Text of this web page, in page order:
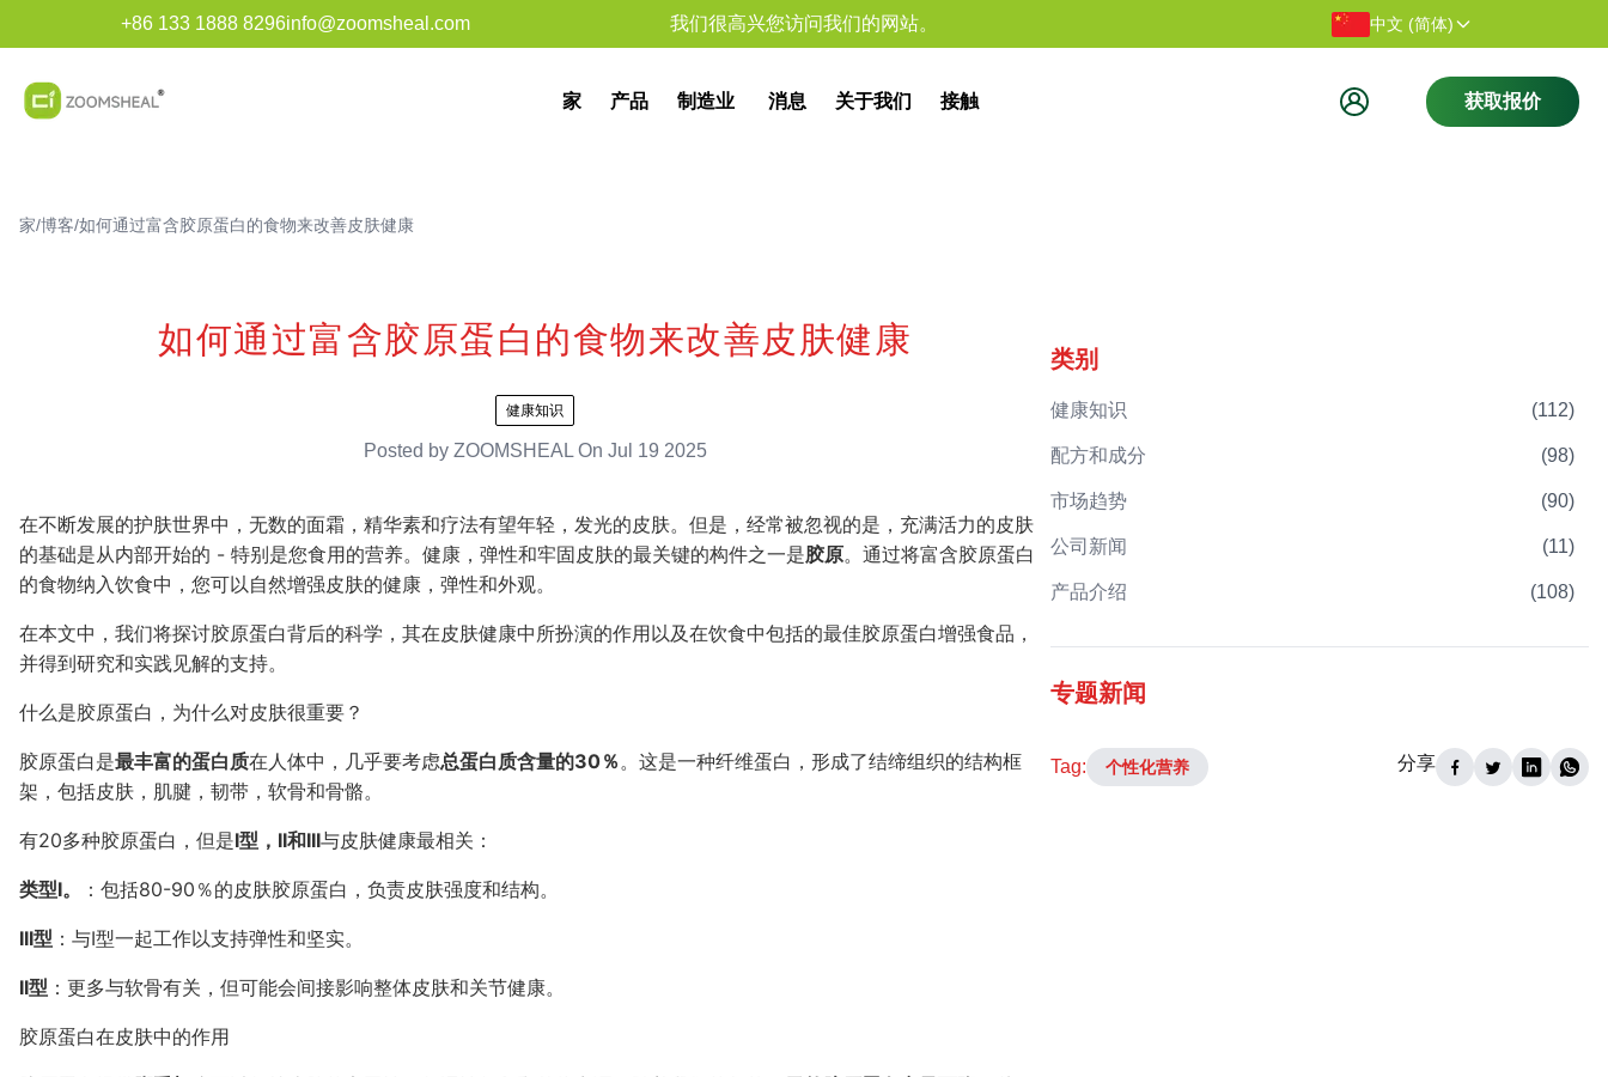
+86 133 1888 8296info@zoomsheal.com 我们很高兴您访问我们的网站。 中文 (简体)
家 产品 制造业 消息 关于我们 接触 获取报价
家/博客/如何通过富含胶原蛋白的食物来改善皮肤健康
如何通过富含胶原蛋白的食物来改善皮肤健康
健康知识
Posted by ZOOMSHEALOn Jul 19 2025
在不断发展的护肤世界中，无数的面霜，精华素和疗法有望年轻，发光的皮肤。但是，经常被忽视的是，充满活力的皮肤
的基础是从内部开始的 - 特别是您食用的营养。健康，弹性和牢固皮肤的最关键的构件之一是胶原。通过将富含胶原蛋白
的食物纳入饮食中，您可以自然增强皮肤的健康，弹性和外观。
在本文中，我们将探讨胶原蛋白背后的科学，其在皮肤健康中所扮演的作用以及在饮食中包括的最佳胶原蛋白增强食品，
并得到研究和实践见解的支持。
什么是胶原蛋白，为什么对皮肤很重要？
胶原蛋白是最丰富的蛋白质在人体中，几乎要考虑总蛋白质含量的30％。这是一种纤维蛋白，形成了结缔组织的结构框
架，包括皮肤，肌腱，韧带，软骨和骨骼。
有20多种胶原蛋白，但是I型，II和III与皮肤健康最相关：
类型I。 ：包括80-90％的皮肤胶原蛋白，负责皮肤强度和结构。
III型 ：与I型一起工作以支持弹性和坚实。
II型 ：更多与软骨有关，但可能会间接影响整体皮肤和关节健康。
胶原蛋白在皮肤中的作用
类别
健康知识 (112)
配方和成分 (98)
市场趋势 (90)
公司新闻 (11)
产品介绍 (108)
专题新闻
Tag: 个性化营养 分享